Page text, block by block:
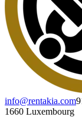
info@rentakia.com
1660 Luxembourg